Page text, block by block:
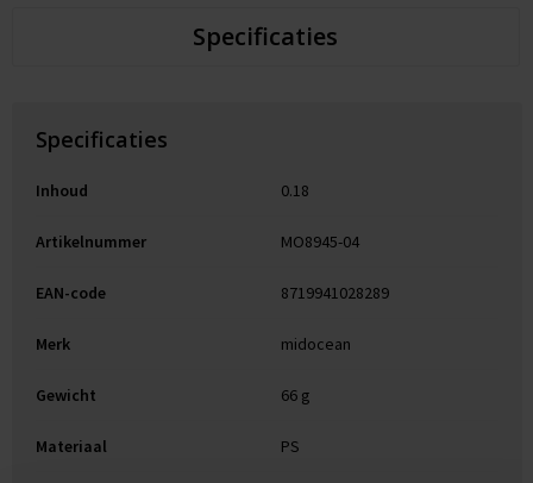
Specificaties
Specificaties
Inhoud 0.18
Artikelnummer MO8945-04
EAN-code 8719941028289
Merk midocean
Gewicht 66 g
Materiaal PS